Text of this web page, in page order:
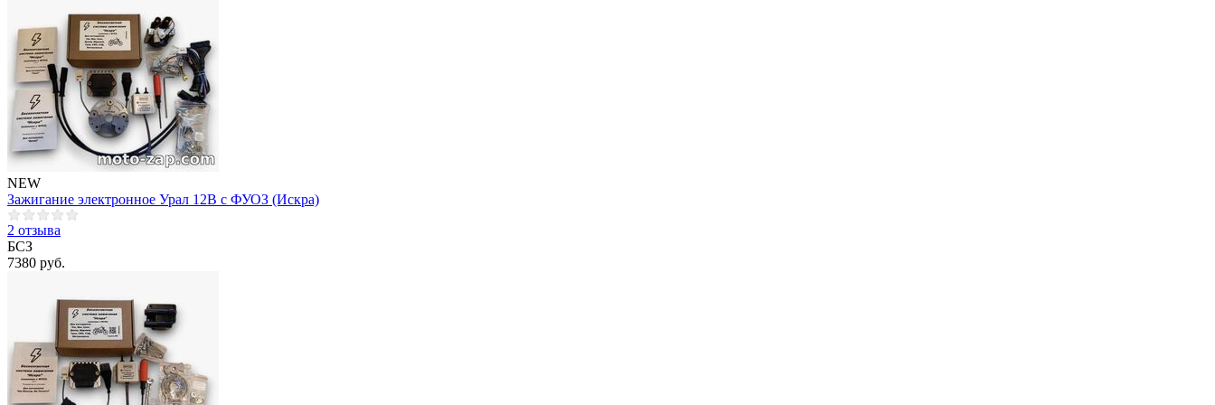
NEW
Зажигание электронное Урал 12В с ФУОЗ (Искра)
2 отзыва
БСЗ
7380 руб.